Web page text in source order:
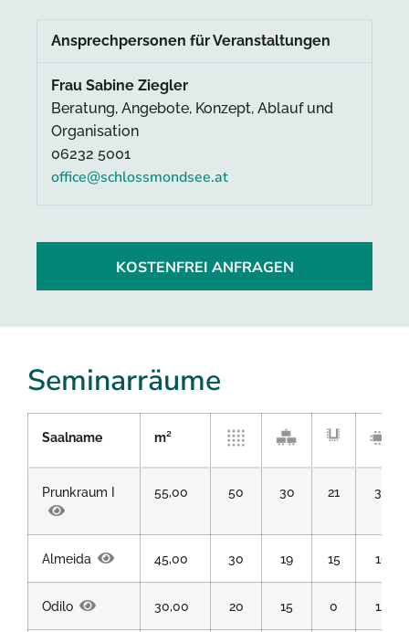
Ansprechpersonen für Veranstaltungen
Frau Sabine Ziegler
Beratung, Angebote, Konzept, Ablauf und
Organisation
06232 5001
office@schlossmondsee.at
KOSTENFREI ANFRAGEN
Seminarräume
Saalname m²
Prunkraum I 55,00 50 30 21 32
Almeida 45,00 30 19 15 16
Odilo 30,00 20 15 0 14